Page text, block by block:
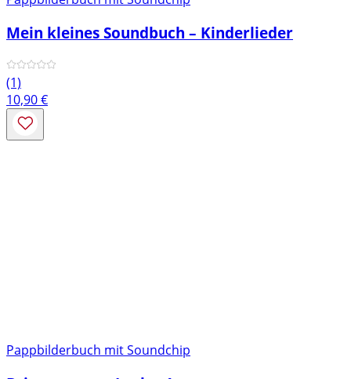
Mein kleines Soundbuch – Kinderlieder
(1)
10,90€
Pappbilderbuch mit Soundchip